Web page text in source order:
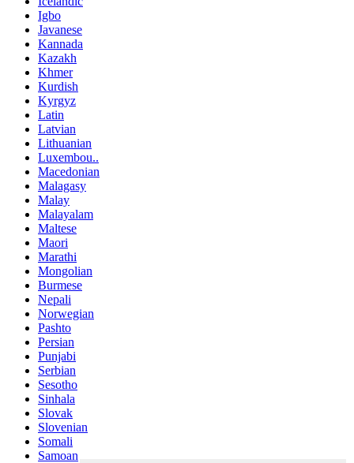
Igbo
Javanese
Kannada
Kazakh
Khmer
Kurdish
Kyrgyz
Latin
Latvian
Lithuanian
Luxembou..
Macedonian
Malagasy
Malay
Malayalam
Maltese
Maori
Marathi
Mongolian
Burmese
Nepali
Norwegian
Pashto
Persian
Punjabi
Serbian
Sesotho
Sinhala
Slovak
Slovenian
Somali
Samoan